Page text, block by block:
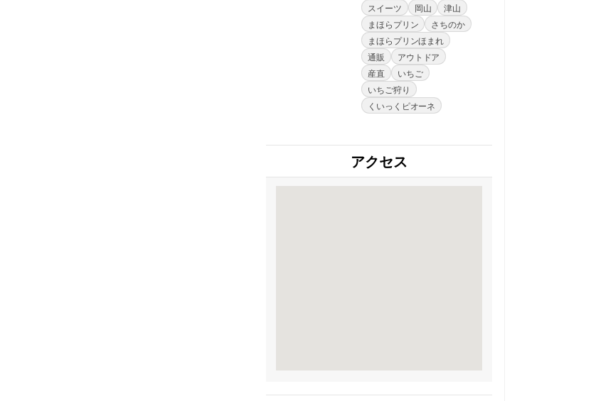
スイーツ
岡山
津山
まほらプリン
さちのか
まほらプリンほまれ
通販
アウトドア
産直
いちご
いちご狩り
くいっくピオーネ
アクセス